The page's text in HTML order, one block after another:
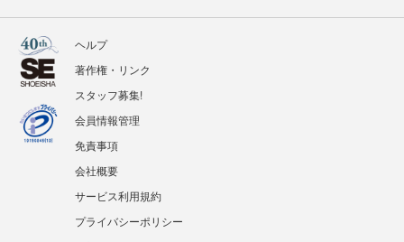
ヘルプ
著作権・リンク
スタッフ募集!
会員情報管理
免責事項
会社概要
サービス利用規約
プライバシーポリシー